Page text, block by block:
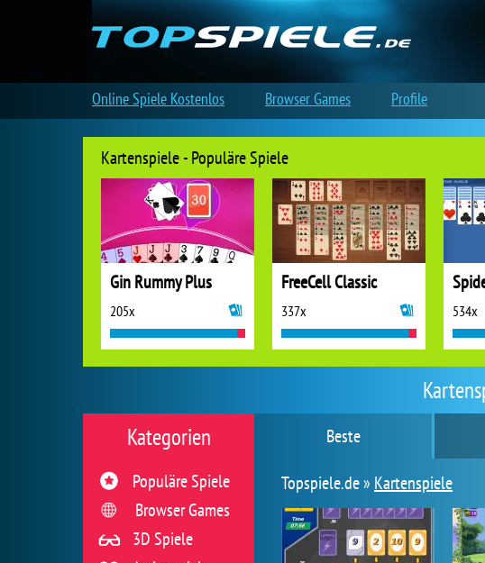
Beste
Topspiele.de » Kartenspiele
Kategorien
Populäre Spiele
Browser Games
3D Spiele
Kartenspiele - Populäre Spiele
Gin Rummy Plus
205x
FreeCell Classic
337x 534x
Online Spiele Kostenlos Browser Games Profile